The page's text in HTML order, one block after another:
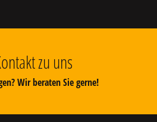
zu uns
Wir beraten Sie gerne!